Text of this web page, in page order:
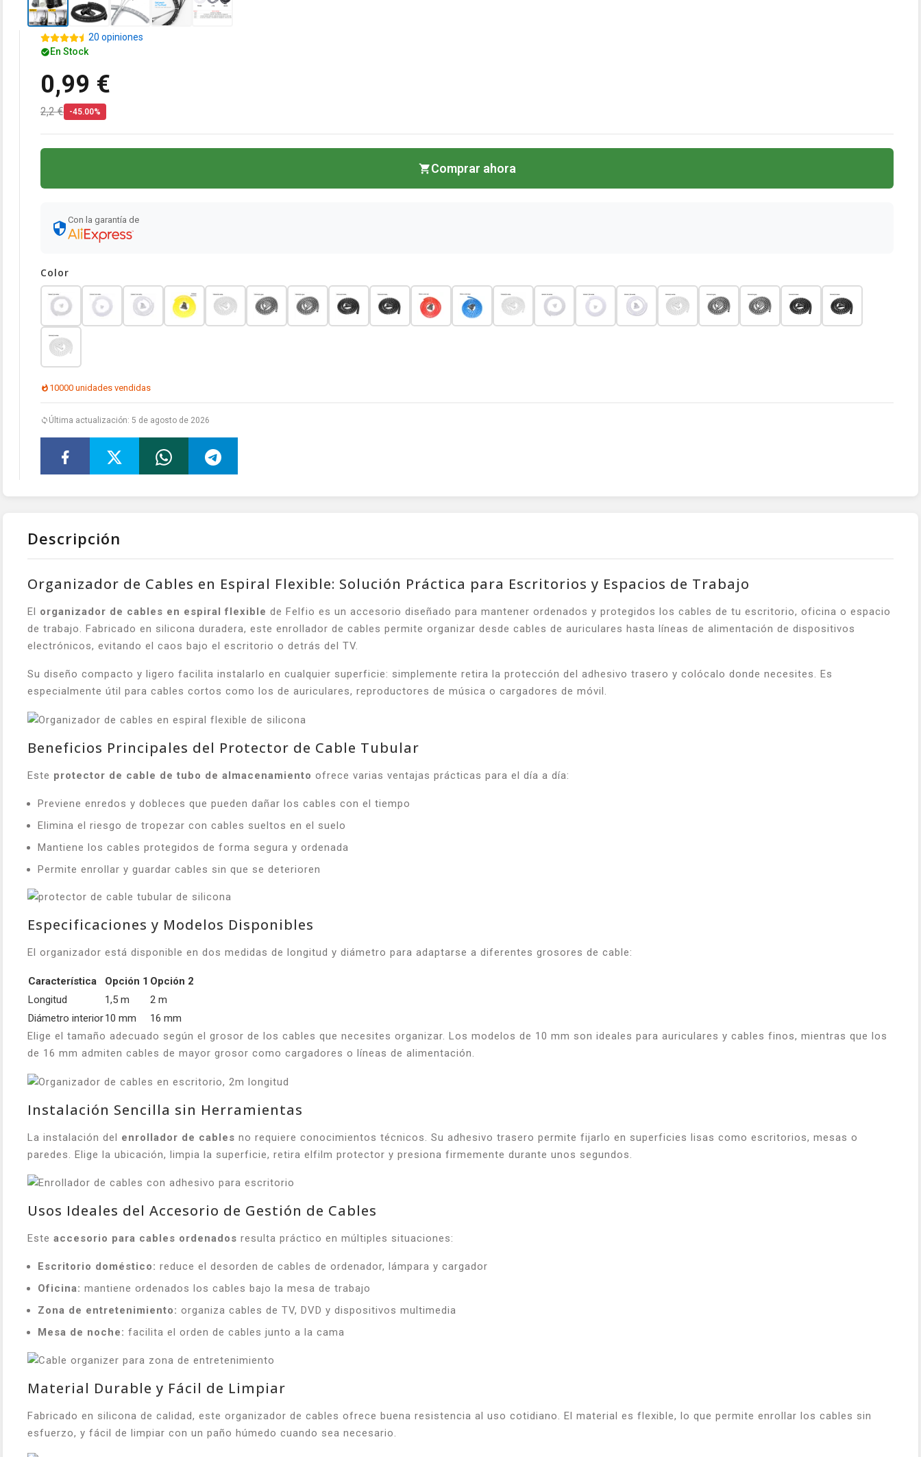
20 opiniones
En Stock
0,99 €
2,2 € -45.00%
Comprar ahora
Con la garantía de
Color
10000 unidades vendidas
Última actualización: 5 de agosto de 2026
Descripción
Organizador de Cables en Espiral Flexible: Solución Práctica para Escritorios y Espacios de Trabajo
El organizador de cables en espiral flexible de Felfio es un accesorio diseñado para mantener ordenados y protegidos los cables de tu escritorio, oficina o espacio
de trabajo. Fabricado en silicona duradera, este enrollador de cables permite organizar desde cables de auriculares hasta líneas de alimentación de dispositivos
electrónicos, evitando el caos bajo el escritorio o detrás del TV.
Su diseño compacto y ligero facilita instalarlo en cualquier superficie: simplemente retira la protección del adhesivo trasero y colócalo donde necesites. Es
especialmente útil para cables cortos como los de auriculares, reproductores de música o cargadores de móvil.
Beneficios Principales del Protector de Cable Tubular
Este protector de cable de tubo de almacenamiento ofrece varias ventajas prácticas para el día a día:
Previene enredos y dobleces que pueden dañar los cables con el tiempo
Elimina el riesgo de tropezar con cables sueltos en el suelo
Mantiene los cables protegidos de forma segura y ordenada
Permite enrollar y guardar cables sin que se deterioren
Especificaciones y Modelos Disponibles
El organizador está disponible en dos medidas de longitud y diámetro para adaptarse a diferentes grosores de cable:
Característica Opción 1 Opción 2
Longitud
1,5 m
2 m
Diámetro interior10 mm
16 mm
Elige el tamaño adecuado según el grosor de los cables que necesites organizar. Los modelos de 10 mm son ideales para auriculares y cables finos, mientras que los
de 16 mm admiten cables de mayor grosor como cargadores o líneas de alimentación.
Instalación Sencilla sin Herramientas
La instalación del enrollador de cables no requiere conocimientos técnicos. Su adhesivo trasero permite fijarlo en superficies lisas como escritorios, mesas o
paredes. Elige la ubicación, limpia la superficie, retira elfilm protector y presiona firmemente durante unos segundos.
Usos Ideales del Accesorio de Gestión de Cables
Este accesorio para cables ordenados resulta práctico en múltiples situaciones:
Escritorio doméstico: reduce el desorden de cables de ordenador, lámpara y cargador
Oficina: mantiene ordenados los cables bajo la mesa de trabajo
Zona de entretenimiento: organiza cables de TV, DVD y dispositivos multimedia
Mesa de noche: facilita el orden de cables junto a la cama
Material Durable y Fácil de Limpiar
Fabricado en silicona de calidad, este organizador de cables ofrece buena resistencia al uso cotidiano. El material es flexible, lo que permite enrollar los cables sin
esfuerzo, y fácil de limpiar con un paño húmedo cuando sea necesario.